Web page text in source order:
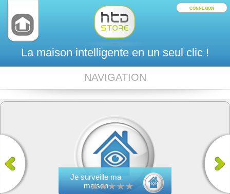
La maison intelligente en un seul clic !
CONNEXION
NAVIGATION
Je surveille ma
maison